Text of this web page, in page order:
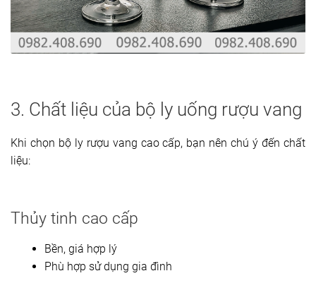
3. Chất liệu của bộ ly uống rượu vang
Khi chọn bộ ly rượu vang cao cấp, bạn nên chú ý đến chất
liệu:
Thủy tinh cao cấp
Bền, giá hợp lý
Phù hợp sử dụng gia đình